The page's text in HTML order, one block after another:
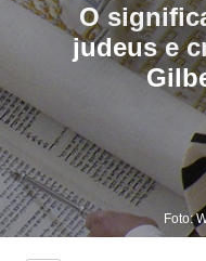
O
judeus e
Foto: